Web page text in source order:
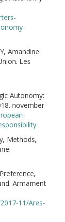
Amandine
Les
Autonomy:
november
Methods,
Armament
11/Ares-